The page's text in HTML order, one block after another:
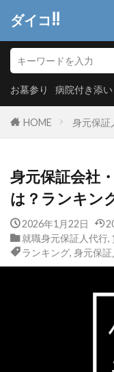
ダイコ!!
お墓参り 病院付き添い
HOME 身元保証
身元保証会社
は？ランキン
2026年1月22日
就職身元保証人代行,
ランキング, 身元保